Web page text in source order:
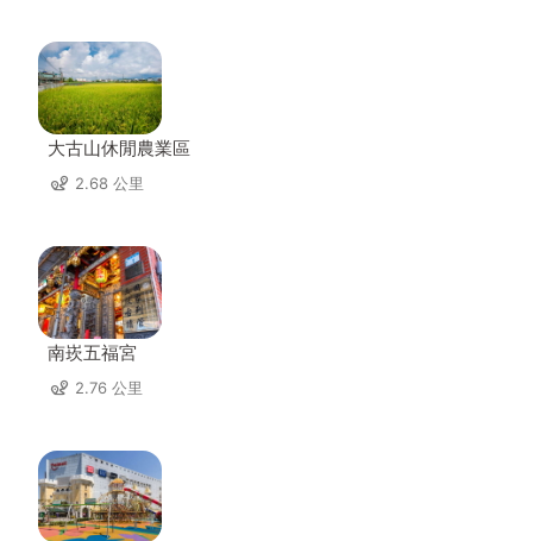
大古山休閒農業區
2.68 公里
南崁五福宮
2.76 公里